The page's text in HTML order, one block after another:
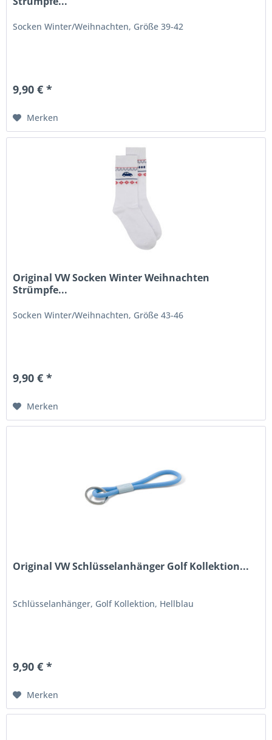
Socken Winter/Weihnachten, Größe 39-42
9,90 € *
Merken
Original VW Socken Winter Weihnachten
Strümpfe...
Socken Winter/Weihnachten, Größe 43-46
9,90 € *
Merken
Original VW Schlüsselanhänger Golf Kollektion...
Schlüsselanhänger, Golf Kollektion, Hellblau
9,90 € *
Merken